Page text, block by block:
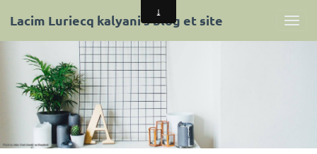
Lacim Luriecq kalyani's blog et site